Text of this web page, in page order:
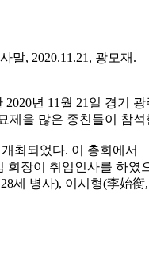
말, 2020.11.21, 광모재.
년 11월 21일 경기
제을 많은 종친들이 참
최되었다. 이 총회에서
회장이 취임인사를 하였
세 병사), 이시형(李始衡